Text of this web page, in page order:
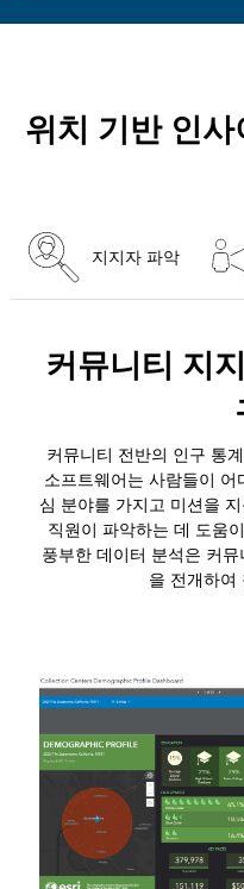
위치 기반 인
지지자 파악
커뮤니티 지
커뮤니티 전반의 인구 통
소프트웨어는 사람들이
심 분야를 가지고 미션을
직원이 파악하는 데 도움
풍부한 데이터 분석은 커
을 전개하여